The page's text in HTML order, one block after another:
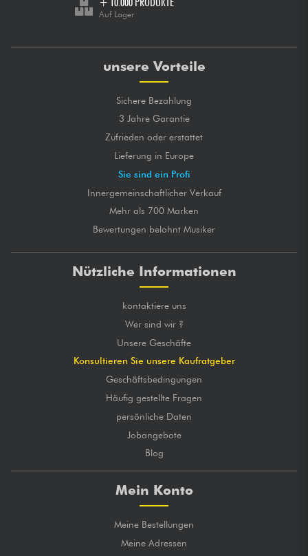
Auf Lager
unsere Vorteile
Sichere Bezahlung
3 Jahre Garantie
Zufrieden oder erstattet
Lieferung in Europe
Sie sind ein Profi
Innergemeinschaftlicher Verkauf
Mehr als 700 Marken
Bewertungen belohnt Musiker
Nützliche Informationen
kontaktiere uns
Wer sind wir ?
Unsere Geschäfte
Konsultieren Sie unsere Kaufratgeber
Geschäftsbedingungen
Häufig gestellte Fragen
persönliche Daten
Jobangebote
Blog
Mein Konto
Meine Bestellungen
Meine Adressen